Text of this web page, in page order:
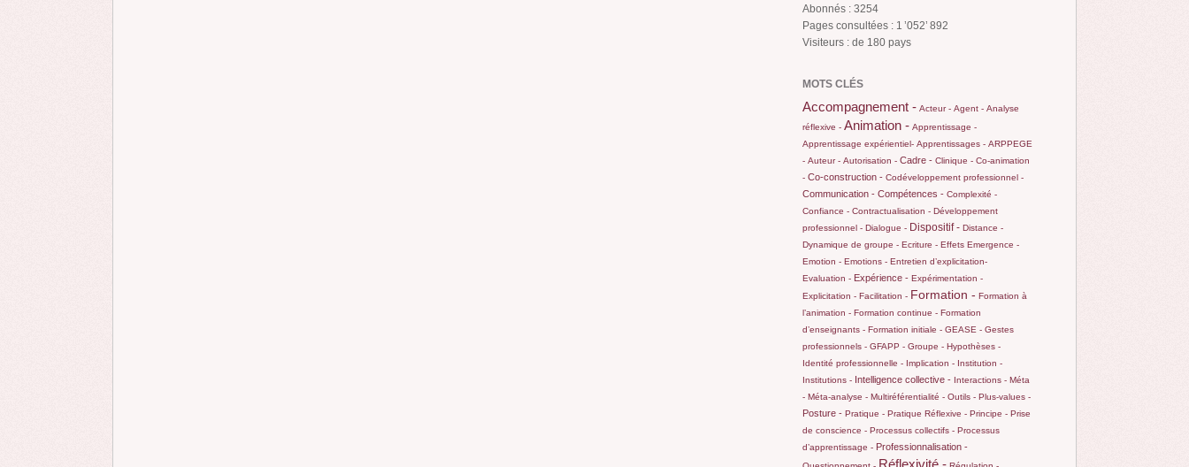
Abonnés : 3254
Pages consultées : 1 ’052’ 892
Visiteurs : de 180 pays
MOTS CLÉS
Accompagnement - Acteur - Agent - Analyse
réflexive - Animation - Apprentissage -
Apprentissage expérientiel- Apprentissages - ARPPEGE
- Auteur - Autorisation - Cadre - Clinique - Co-animation
- Co-construction - Codéveloppement professionnel -
Communication - Compétences - Complexité -
Confiance - Contractualisation - Développement
professionnel - Dialogue - Dispositif - Distance -
Dynamique de groupe - Ecriture - Effets Emergence -
Emotion - Emotions - Entretien d’explicitation-
Evaluation - Expérience - Expérimentation -
Explicitation - Facilitation - Formation - Formation à
l’animation - Formation continue - Formation
d’enseignants - Formation initiale - GEASE - Gestes
professionnels - GFAPP - Groupe - Hypothèses -
Identité professionnelle - Implication - Institution -
Institutions - Intelligence collective - Interactions - Méta
- Méta-analyse - Multiréférentialité - Outils - Plus-values -
Posture - Pratique - Pratique Réflexive - Principe - Prise
de conscience - Processus collectifs - Processus
d’apprentissage - Professionnalisation -